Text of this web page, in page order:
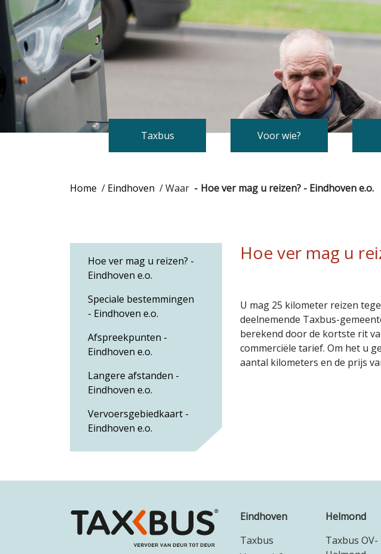
Taxbus Voor wie?
Home / Eindhoven /Waar Hoe ver mag u reizen? - Eindhoven e.o.
Hoe ver mag u reizen? -
Eindhoven e.o.
Speciale bestemmingen
- Eindhoven e.o.
Afspreekpunten -
Eindhoven e.o.
Langere afstanden -
Eindhoven e.o.
Vervoersgebiedkaart -
Eindhoven e.o.
Hoe ver mag u
U mag 25 kilometer reizen
deelnemende Taxbus-
berekend door de kortste rit
commerciële tarief. Om het u
aantal kilometers en de prijs
Eindhoven
Taxbus
Helmond
Taxbus OV-